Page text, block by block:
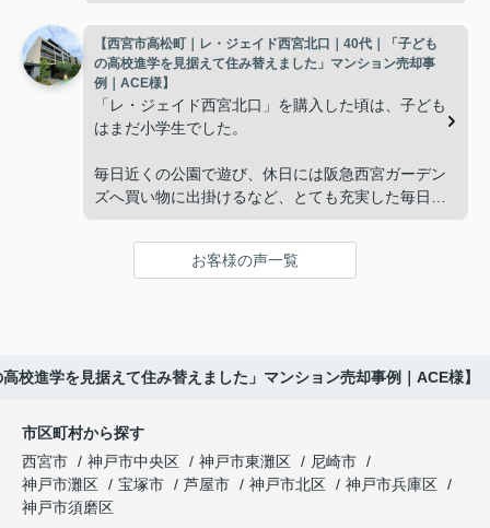
インフィニティエステートさんへ相談すると、「パ
ークナード西宮北口」の査定だけでなく、住み替え
先とのスケジュールや資金計画まで丁寧にサポート
してくださいました。
販売活動では、西宮北口駅へのアクセス、阪急西宮
ガーデンズ、医療機関や買い物施設など、将来も安
した。
趣味を楽しむ時間が増えました。
これからの暮らしを前向きに考えられるようにな
子どもたちはそれぞれ別の仕事に就いており、
「将来、このビルの管理を任せるのは難しいかもし
れない。」
と家族で話し合うようになりました。
インフィニティエステートさんへ相談すると、収益
投資家向けの販売方法をご提案いただきました。
「立地も良く、長期保有したい物件です。」
と話され、このビルを大切に運営してくださること
になりました。
【西宮市高松町｜レ・ジェイド西宮北口｜40代｜「子ども
の高校進学を見据えて住み替えました」マンション売却事
例｜ACE様】
「レ・ジェイド西宮北口」を購入した頃は、子ども
はまだ小学生でした。
毎日近くの公園で遊び、休日には阪急西宮ガーデン
ズへ買い物に出掛けるなど、とても充実した毎日を
年月が経ち、子どもが高校進学を意識する年齢にな
「レ・ジェイド西宮北口」の査定だけでなく、新居
購入とのタイミングや資金計画についても丁寧に説
明してくださいました。
お客様の声一覧
校進学を見据えて住み替えました」マンション売却事例｜ACE様】
市区町村から探す
西宮市
神戸市中央区 神戸市東灘区
尼崎市
神戸市灘区
宝塚市 芦屋市 神戸市北区
神戸市兵庫区
神戸市須磨区